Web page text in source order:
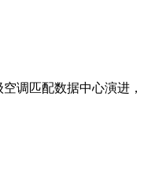
调匹配数据中心演进，